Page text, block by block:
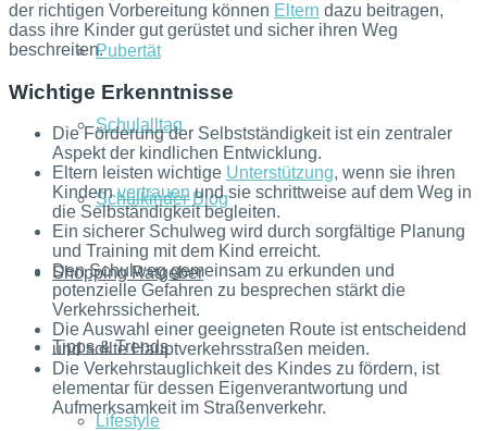
Pubertät
Schulalltag
Schulkinder Blog
Shopping Ratgeber
Tipps & Trends
Lifestyle
der richtigen Vorbereitung können Eltern dazu beitragen,
dass ihre Kinder gut gerüstet und sicher ihren Weg
beschreiten.
Wichtige Erkenntnisse
Die Förderung der Selbstständigkeit ist ein zentraler
Aspekt der kindlichen Entwicklung.
Eltern leisten wichtige Unterstützung, wenn sie ihren
Kindernvertrauen und sie schrittweise auf dem Weg in
die Selbständigkeit begleiten.
Ein sicherer Schulweg wird durch sorgfältige Planung
und Training mit dem Kind erreicht.
Den Schulweg gemeinsam zu erkunden und
potenzielle Gefahren zu besprechen stärkt die
Verkehrssicherheit.
Die Auswahl einer geeigneten Route ist entscheidend
und sollte Hauptverkehrsstraßen meiden.
Die Verkehrstauglichkeit des Kindes zu fördern, ist
elementar für dessen Eigenverantwortung und
Aufmerksamkeit im Straßenverkehr.